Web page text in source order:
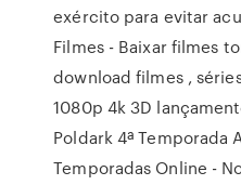
exército para evitar
Filmes - Baixar filmes
download filmes ,
1080p 4k 3D
Poldark 4ª Temporada
Temporadas Online -